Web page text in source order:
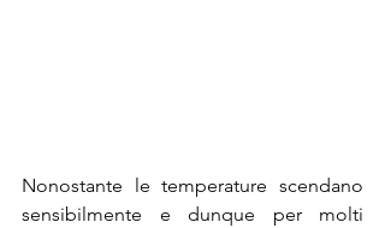
Nonostante le temperature scendano
sensibilmente e dunque per molti